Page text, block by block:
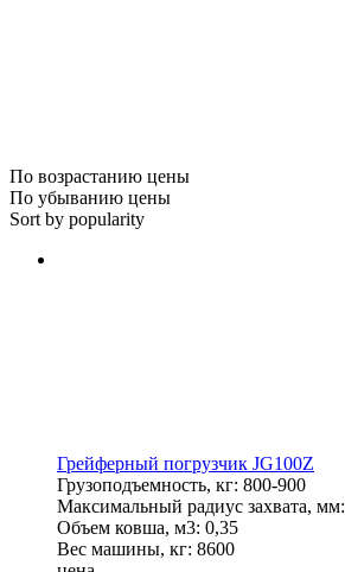
По возрастанию цены
По убыванию цены
Sort by popularity
Грейферный погрузчик JG100Z
Грузоподъемность, кг: 800-900
Максимальный радиус захвата, мм:
Объем ковша, м3: 0,35
Вес машины, кг: 8600